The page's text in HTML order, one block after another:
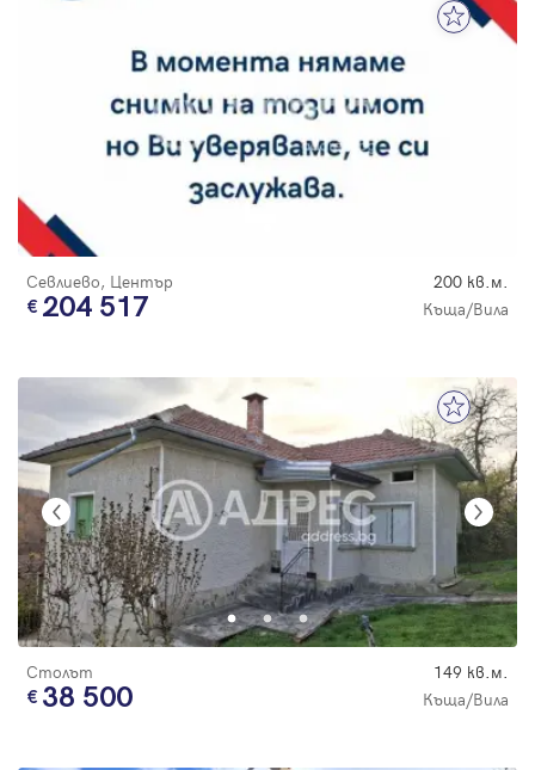
Севлиево, Център 200 кв.м.
204 517 Къща/Вила
Столът 149 кв.м.
38 500 Къща/Вила